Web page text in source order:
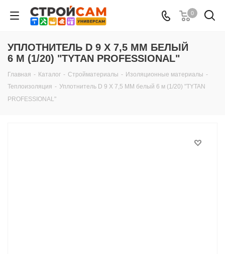
0
УПЛОТНИТЕЛЬ D 9 X 7,5 MM БЕЛЫЙ
6 М (1/20) "TYTAN PROFESSIONAL"
Главная - Каталог - Стройматериалы - Изоляционные материалы -
Теплоизоляция - Уплотнитель D 9 X 7,5 MM белый 6 м (1/20) "TYTAN
PROFESSIONAL"